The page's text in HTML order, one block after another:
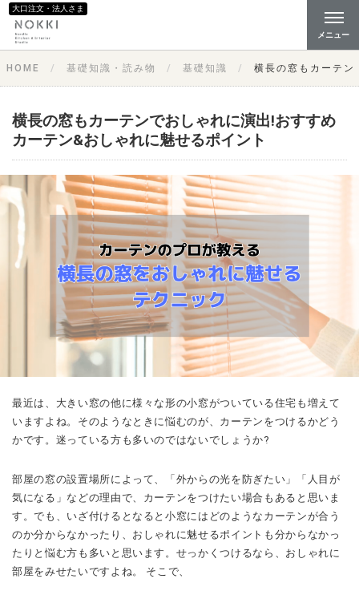
大口注文・法人さま
メニュー
HOME 基礎知識・読み物 基礎知識 横長の窓もカーテ
横長の窓もカーテンでおしゃれに演出!おすすめ
カーテン&おしゃれに魅せるポイント
最近は、大きい窓の他に様々な形の小窓がついている住宅も増えて
いますよね。そのようなときに悩むのが、カーテンをつけるかどう
かです。迷っている方も多いのではないでしょうか?
部屋の窓の設置場所によって、「外からの光を防ぎたい」「人目が
気になる」などの理由で、カーテンをつけたい場合もあると思いま
す。でも、いざ付けるとなると小窓にはどのようなカーテンが合う
のか分からなかったり、おしゃれに魅せるポイントも分からなかっ
たりと悩む方も多いと思います。せっかくつけるなら、おしゃれに
部屋をみせたいですよね。
そこで、